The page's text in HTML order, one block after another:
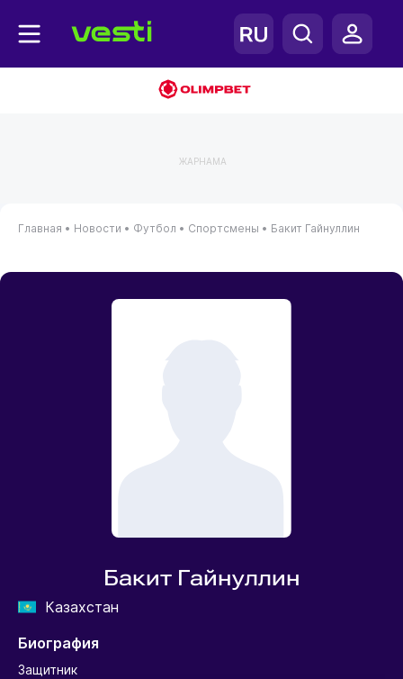
ЖАРНАМА
Главная • Новости • Футбол • Спортсмены • Бакит Гайнуллин
Бакит Гайнуллин
Казахстан
Биография
Защитник